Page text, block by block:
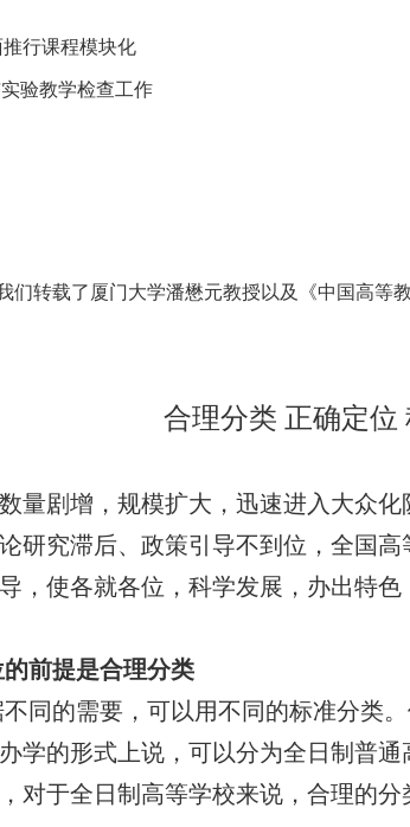
推行课程模块化
验教学检查工作
们转载了厦门大学潘懋元教授以及 《中国高等
合理分类 正确定位
量剧增，规模扩大，迅速进入大众
研究滞后、政策引导不到位，全国
，使各就各位，科学发展，办出特
合理分类
的需要，可以用不同的标准分类。
学的形式上说，可以分为全日制普
对于全日制高等学校来说，合理的